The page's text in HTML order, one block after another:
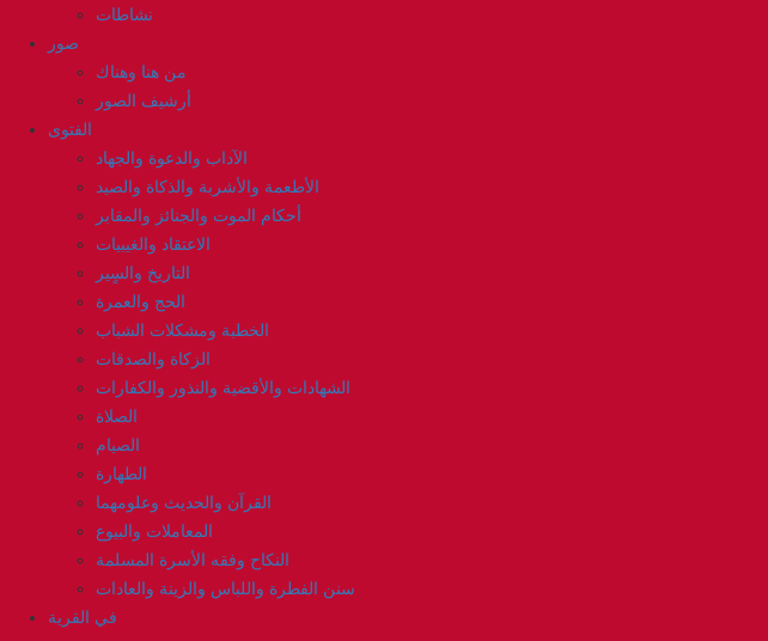
نشاطات
صور
من هنا وهناك
أرشيف الصور
الفتوى
الآداب والدعوة والجهاد
الأطعمة والأشربة والذكاة والصيد
أحكام الموت والجنائز والمقابر
الاعتقاد والغيبيات
التاريخ والسٍير
الحج والعمرة
الخطبة ومشكلات الشباب
الزكاة والصدقات
الشهادات والأقضية والنذور والكفارات
الصلاة
الصيام
الطهارة
القرآن والحديث وعلومهما
المعاملات والبيوع
النكاح وفقه الأسرة المسلمة
سنن الفطرة واللباس والزينة والعادات
في القرية